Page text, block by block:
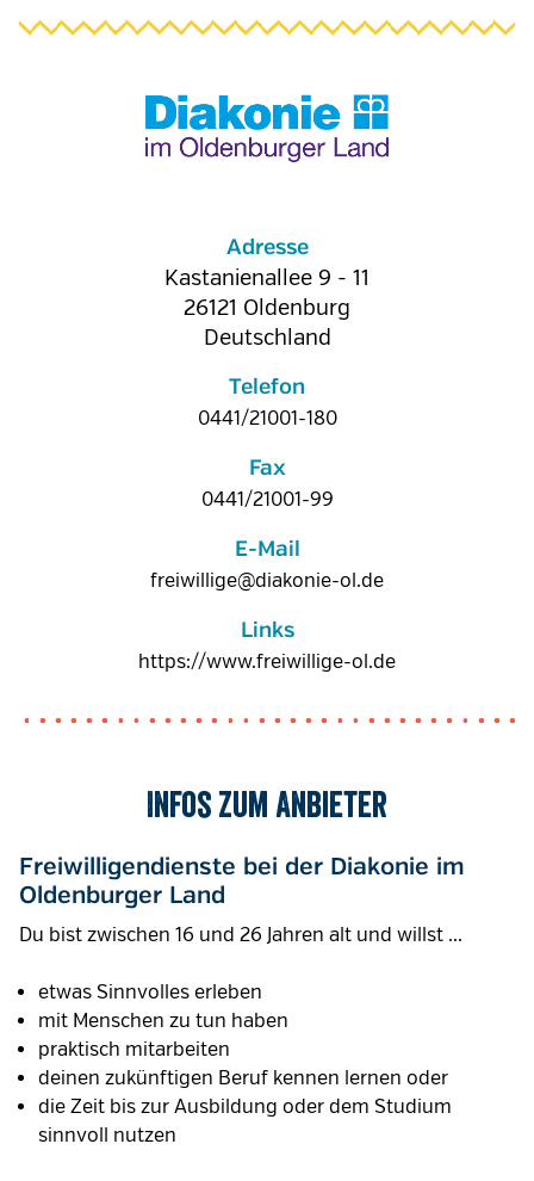
Adresse
Kastanienallee 9 - 11
26121 Oldenburg
Deutschland
Telefon
0441/21001-180
Fax
0441/21001-99
E-Mail
freiwillige@diakonie-ol.de
Links
https://www.freiwillige-ol.de
Infos zum Anbieter
Freiwilligendienste bei der Diakonie im
Oldenburger Land
Du bist zwischen 16 und 26 Jahren alt und willst ...
etwas Sinnvolles erleben
mit Menschen zu tun haben
praktisch mitarbeiten
deinen zukünftigen Beruf kennen lernen oder
die Zeit bis zur Ausbildung oder dem Studium
sinnvoll nutzen